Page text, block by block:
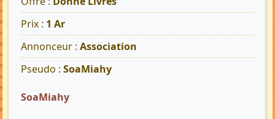
Prix : 1 Ar
Annonceur : Association
Pseudo : SoaMiahy
SoaMiahy